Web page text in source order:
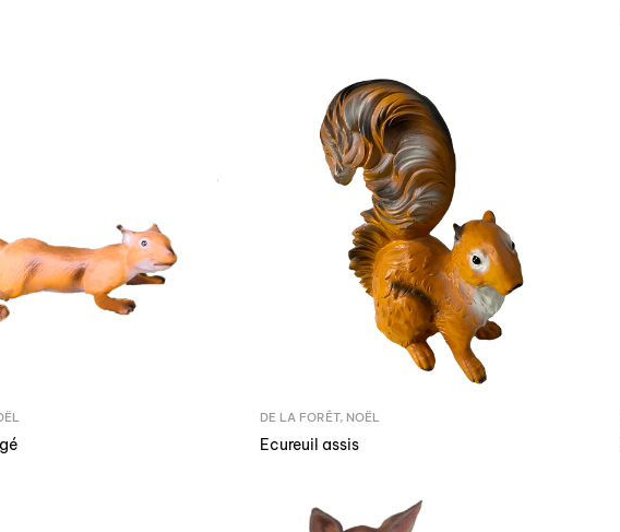
DE LA FORÊT, NOËL
Ecureuil assis